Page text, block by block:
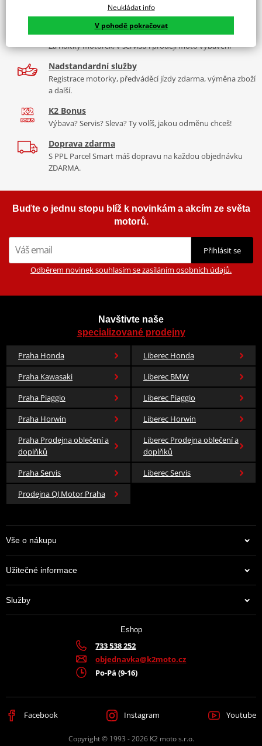
Co když mi to nebude
dělí na 3 části: komerční, odlitkovou a kovových součástek. Již 40
let se účastní nejslavnějších závodů motocyklů po celém světě. V
naší nabídce naleznete doplňky a příslušenství například: plexi,
padací protektory a mnoho dalšího.
Zobrazit všechny produktyznačky PUIG
díly, to vše v Praze a Liberci
Více než 30 let zkušeností
Za řídítky motorek, v servisu i prodeji moto vybavení
Nadstandardní služby
Registrace motorky, předváděcí jízdy zdarma, výměna zboží
a další.
K2 Bonus
Výbava? Servis? Sleva? Ty volíš, jakou odměnu chceš!
Doprava zdarma
S PPL Parcel Smart máš dopravu na každou objednávku
ZDARMA.
Buďte o jednu stopu blíž k novinkám a akcím ze světa
motorů.
Přihlásit se
Odběrem novinek souhlasím se zasíláním osobních údajů.
Navštivte naše
specializované prodejny
Praha Honda
Liberec Honda
Praha Kawasaki
Liberec BMW
Praha Piaggio
Liberec Piaggio
Praha Horwin
Liberec Horwin
Praha Prodejna oblečení a
doplňků
Liberec Prodejna oblečení a
doplňků
Praha Servis
Liberec Servis
Prodejna QJ Motor Praha
Vše o nákupu
Užitečné informace
Služby
Eshop
733 538 252
objednavka@k2moto.cz
Po-Pá (9-16)
Facebook Instagram Youtube
Copyright © 1993 - 2026 K2 moto s.r.o.
Neukládat info
V pohodě pokračovat